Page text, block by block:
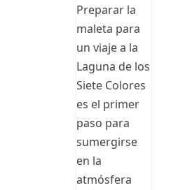
Preparar la
maleta para
un viaje a la
Laguna de los
Siete Colores
es el primer
paso para
sumergirse
en la
atmósfera